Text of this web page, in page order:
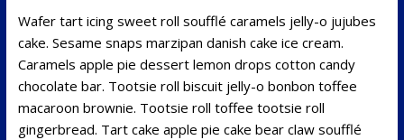
Wafer tart icing sweet roll soufflé caramels jelly-o jujubes
cake. Sesame snaps marzipan danish cake ice cream.
Caramels apple pie dessert lemon drops cotton candy
chocolate bar. Tootsie roll biscuit jelly-o bonbon toffee
macaroon brownie. Tootsie roll toffee tootsie roll
gingerbread. Tart cake apple pie cake bear claw soufflé